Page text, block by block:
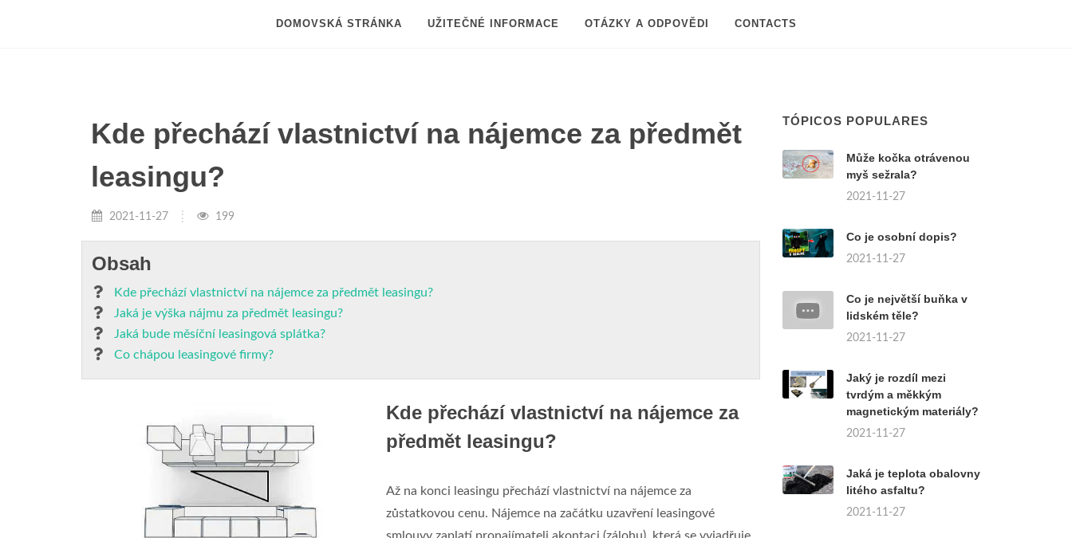
DOMOVSKÁ STRÁNKA UŽITEČNÉ INFORMACE OTÁZKY A ODPOVĚDI CONTACTS
Kde přechází vlastnictví na nájemce za předmět
leasingu?
2021-11-27 199
Obsah
Kde přechází vlastnictví na nájemce za předmět leasingu?
Jaká je výška nájmu za předmět leasingu?
Jaká bude měsíční leasingová splátka?
Co chápou leasingové firmy?
Kde přechází vlastnictví na nájemce za
předmět leasingu?
Až na konci leasingu přechází vlastnictví na nájemce za
zůstatkovou cenu. Nájemce na začátku uzavření leasingové
TÓPICOS POPULARES
Může kočka otrávenou
myš sežrala?
2021-11-27
Co je osobní dopis?
2021-11-27
Co je největší buňka v
lidském těle?
2021-11-27
Jaký je rozdíl mezi
tvrdým a měkkým
magnetickým materiály?
2021-11-27
Jaká je teplota obalovny
litého asfaltu?
2021-11-27